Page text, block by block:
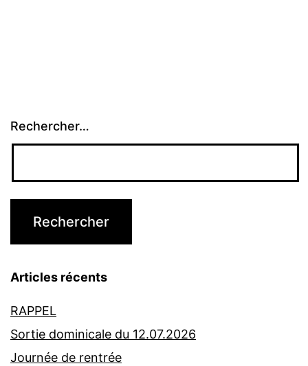
Rechercher…
Articles récents
RAPPEL
Sortie dominicale du 12.07.2026
Journée de rentrée